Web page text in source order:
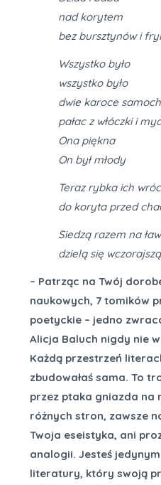
nad korytem
bez bursztynów i
Wszystko było
wszystko było
dwie karoce
pałac z włóczki i
Ona piękna
On był młody
Teraz rybka ich
do koryta przed
Siedzą razem na
dzielą się
– Patrząc na Twój
naukowych, 7 tomików
poetyckie – jedno
Alicja Baluch nigdy nie
Każdą przestrzeń
zbudowałaś sama. To
przez ptaka gniazda na
różnych stron, zawsze
Twoja eseistyka, ani
analogii. Jesteś
literatury, który swoją